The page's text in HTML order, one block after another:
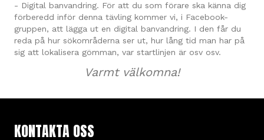
- Digital banvandring. För att du som förare ska känna dig
förberedd inför denna tävling kommer vi, i Facebook-
gruppen, att lägga ut en digital banvandring. I den får du
reda på hur sökområderna ser ut, hur lång tid man har på
sig att lokalisera gömman, var startlinjen är osv osv.
Varmt välkomna!
KONTAKTA OSS